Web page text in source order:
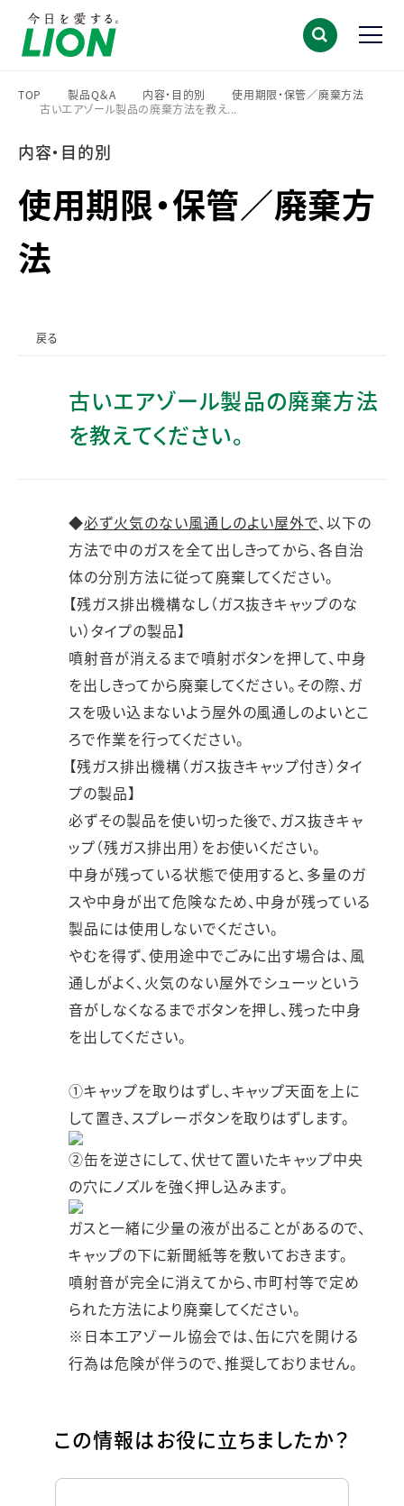
TOP
>
製品Q＆A
>
内容・目的別
>
使用期限・保管／廃棄方法
古いエアゾール製品の廃棄方法を教え...
内容・目的別
使用期限・保管／廃棄方
法
戻る
古いエアゾール製品の廃棄方法
を教えてください。
◆必ず火気のない風通しのよい屋外で、以下の
方法で中のガスを全て出しきってから、各自治
体の分別方法に従って廃棄してください。
【残ガス排出機構なし（ガス抜きキャップのな
い）タイプの製品】
噴射音が消えるまで噴射ボタンを押して、中身
を出しきってから廃棄してください。その際、ガ
スを吸い込まないよう屋外の風通しのよいとこ
ろで作業を行ってください。
【残ガス排出機構（ガス抜きキャップ付き）タイ
プの製品】
必ずその製品を使い切った後で、ガス抜きキャ
ップ（残ガス排出用）をお使いください。
中身が残っている状態で使用すると、多量のガ
スや中身が出て危険なため、中身が残っている
製品には使用しないでください。
やむを得ず、使用途中でごみに出す場合は、風
通しがよく、火気のない屋外でシューッという
音がしなくなるまでボタンを押し、残った中身
を出してください。
①キャップを取りはずし、キャップ天面を上に
して置き、スプレーボタンを取りはずします。
②缶を逆さにして、伏せて置いたキャップ中央
の穴にノズルを強く押し込みます。
ガスと一緒に少量の液が出ることがあるので、
キャップの下に新聞紙等を敷いておきます。
噴射音が完全に消えてから、市町村等で定め
られた方法により廃棄してください。
※日本エアゾール協会では、缶に穴を開ける
行為は危険が伴うので、推奨しておりません。
この情報はお役に立ちましたか？